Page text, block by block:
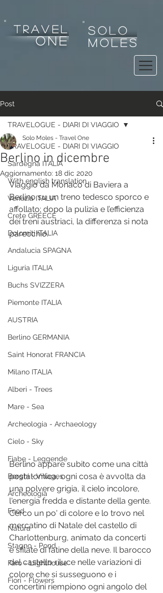
tRAVEL
one
SOLO
MOLES
Post
TRAVELOGUE - DIARI DI VIAGGIO
Sardegna ITALIA
With english translation
Venezia ITALIA
Crete GREECE
Dolomiti ITALIA
Andalucia SPAGNA
Liguria ITALIA
Buchs SVIZZERA
Piemonte ITALIA
AUSTRIA
Berlino GERMANIA
Saint Honorat FRANCIA
Milano ITALIA
Alberi - Trees
Mare - Sea
Archeologia - Archaeology
Cielo - Sky
Fiabe - Leggende
Borghi - Villages
Archeologia
Food
Natura
Stagno - Pond
Faro - Liighthouse
Fiori - Flowers
TRAVELOGUE - DIARI DI VIAGGIO
Berlino in dicembre
Solo Moles - Travel One
Aggiornamento: 18 dic 2020
Viaggio da Monaco di Baviera a
Berlino su un treno tedesco sporco e
affollato; dopo la pulizia e l’efficienza
dei treni austriaci, la differenza si nota
parecchio.
Berlino appare subito come una città
postatomica, ogni cosa è avvolta da
una polvere grigia, il cielo incolore,
l'energia fredda e distante della gente.
Cerco un po' di colore e lo trovo nel
mercatino di Natale del castello di
Charlottenburg, animato da concerti
e sfilate di fatine della neve. Il barocco
del castello riluce nelle variazioni di
colore che si susseguono e i
concertini riempiono ogni angolo del